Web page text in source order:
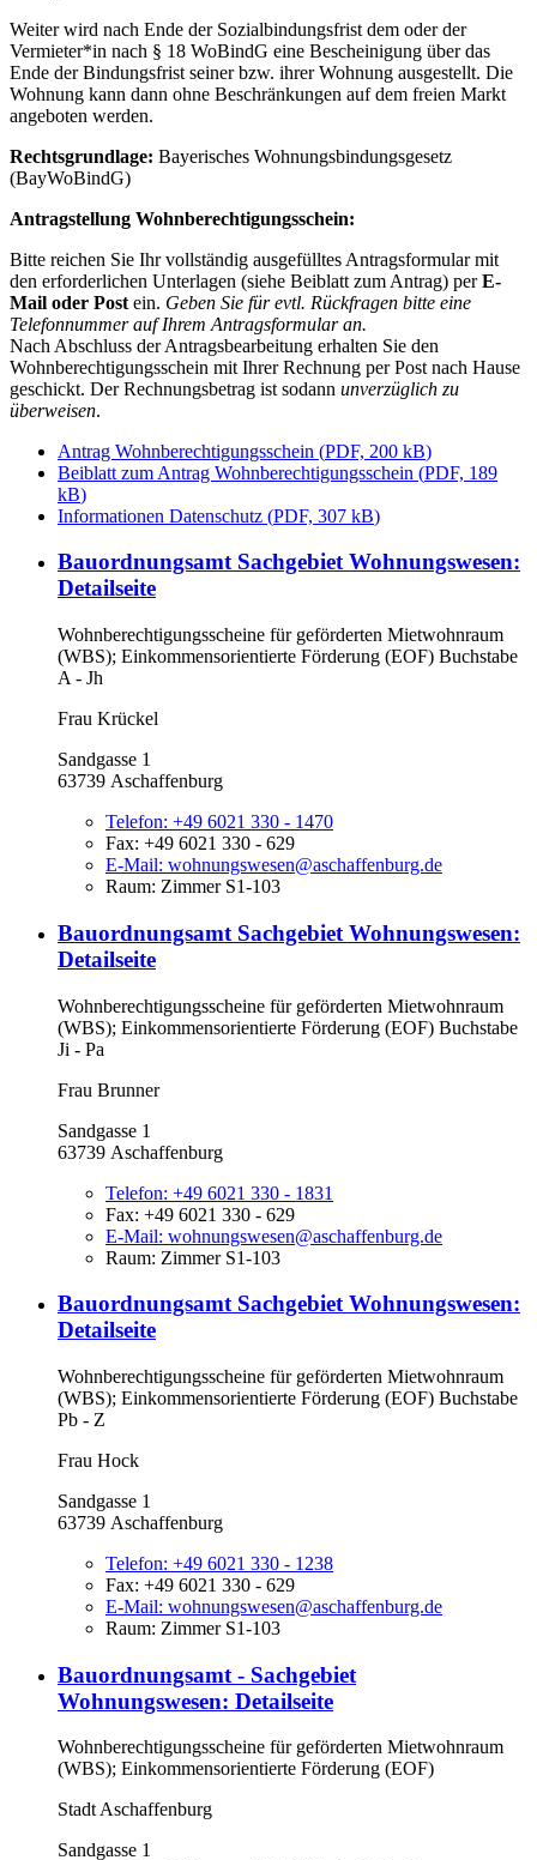
Weiter wird nach Ende der Sozialbindungsfrist dem oder der
Vermieter*in nach § 18 WoBindG eine Bescheinigung über das
Ende der Bindungsfrist seiner bzw. ihrer Wohnung ausgestellt. Die
Wohnung kann dann ohne Beschränkungen auf dem freien Markt
angeboten werden.
Rechtsgrundlage: Bayerisches Wohnungsbindungsgesetz
(BayWoBindG)
Antragstellung Wohnberechtigungsschein:
Bitte reichen Sie Ihr vollständig ausgefülltes Antragsformular mit
den erforderlichen Unterlagen (siehe Beiblatt zum Antrag) perE-
Mail oder Post ein. Geben Sie für evtl. Rückfragen bitte eine
Telefonnummer auf Ihrem Antragsformular an.
Nach Abschluss der Antragsbearbeitung erhalten Sie den
Wohnberechtigungsschein mit Ihrer Rechnung per Post nach Hause
geschickt. Der Rechnungsbetrag ist sodann unverzüglich zu
überweisen.
Antrag Wohnberechtigungsschein (PDF, 200 kB)
Beiblatt zum Antrag Wohnberechtigungsschein (PDF, 189
kB)
Informationen Datenschutz (PDF, 307 kB)
Bauordnungsamt Sachgebiet Wohnungswesen:
Detailseite
Wohnberechtigungsscheine für geförderten Mietwohnraum
(WBS); Einkommensorientierte Förderung (EOF) Buchstabe
A - Jh
Frau Krückel
Sandgasse 1
63739 Aschaffenburg
Telefon: +49 6021 330 - 1470
Fax: +49 6021 330 - 629
E-Mail: wohnungswesen@aschaffenburg.de
Raum: Zimmer S1-103
Bauordnungsamt Sachgebiet Wohnungswesen:
Detailseite
Wohnberechtigungsscheine für geförderten Mietwohnraum
(WBS); Einkommensorientierte Förderung (EOF) Buchstabe
Ji - Pa
Frau Brunner
Sandgasse 1
63739 Aschaffenburg
Telefon: +49 6021 330 - 1831
Fax: +49 6021 330 - 629
E-Mail: wohnungswesen@aschaffenburg.de
Raum: Zimmer S1-103
Bauordnungsamt Sachgebiet Wohnungswesen:
Detailseite
Wohnberechtigungsscheine für geförderten Mietwohnraum
(WBS); Einkommensorientierte Förderung (EOF) Buchstabe
Pb - Z
Frau Hock
Sandgasse 1
63739 Aschaffenburg
Telefon: +49 6021 330 - 1238
Fax: +49 6021 330 - 629
E-Mail: wohnungswesen@aschaffenburg.de
Raum: Zimmer S1-103
Bauordnungsamt - Sachgebiet
Wohnungswesen: Detailseite
Wohnberechtigungsscheine für geförderten Mietwohnraum
(WBS); Einkommensorientierte Förderung (EOF)
Stadt Aschaffenburg
Sandgasse 1